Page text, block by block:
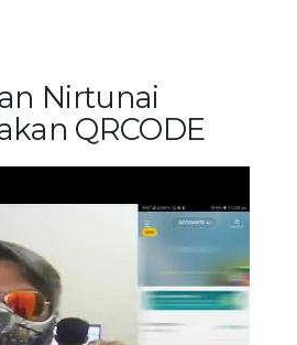
Nirtunai
QRCODE